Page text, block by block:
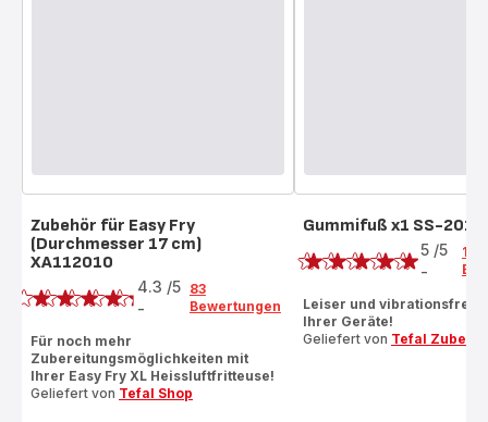
Zubehör für Easy Fry
(Durchmesser 17 cm)
XA112010
Bewertung
4.3 /5
-
83
Bewertungen
Für noch mehr
Zubereitungsmöglichkeiten mit
Ihrer Easy Fry XL Heissluftfritteuse!
Geliefert von Tefal Shop
Gummifuß x1 SS-
Bewertung
mit
5
Sternen
5 /5
-
1
Leiser und
Ihrer Geräte!
Geliefert von Tefal